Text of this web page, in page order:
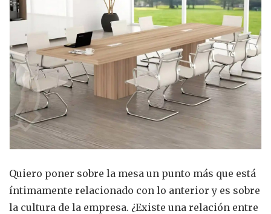
Quiero poner sobre la mesa un punto más que está
íntimamente relacionado con lo anterior y es sobre
la cultura de la empresa. ¿Existe una relación entre